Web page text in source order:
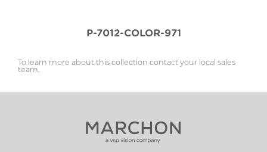
P-7012-COLOR-971
To learn more about this collection contact your local sales
team.